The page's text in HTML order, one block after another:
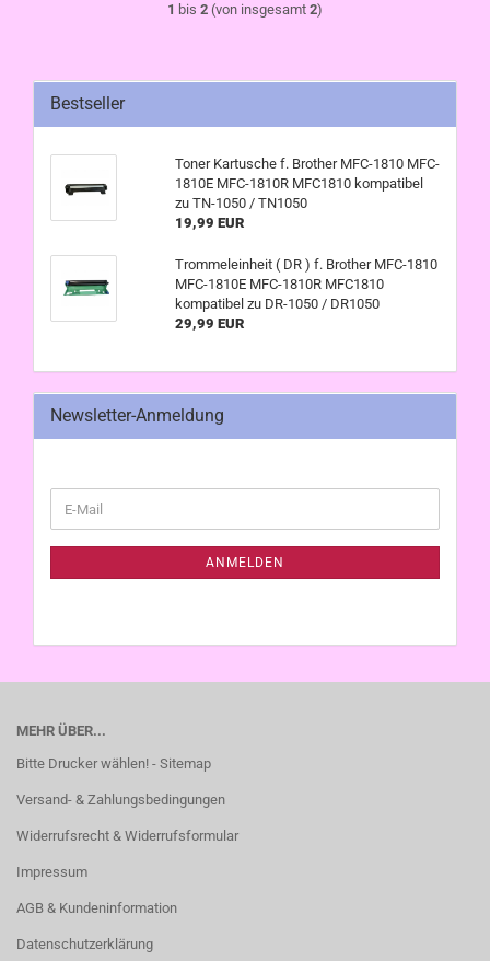
1 bis 2 (von insgesamt 2)
Bestseller
Toner Kartusche f. Brother MFC-1810 MFC-
1810E MFC-1810R MFC1810 kompatibel
zu TN-1050 / TN1050
19,99 EUR
Trommeleinheit ( DR ) f. Brother MFC-1810
MFC-1810E MFC-1810R MFC1810
kompatibel zu DR-1050 / DR1050
29,99 EUR
Newsletter-Anmeldung
ZUR
E-
Mail
ANMELDEN
MEHR ÜBER...
Bitte Drucker wählen! - Sitemap
Versand- & Zahlungsbedingungen
Widerrufsrecht & Widerrufsformular
Impressum
AGB & Kundeninformation
Datenschutzerklärung